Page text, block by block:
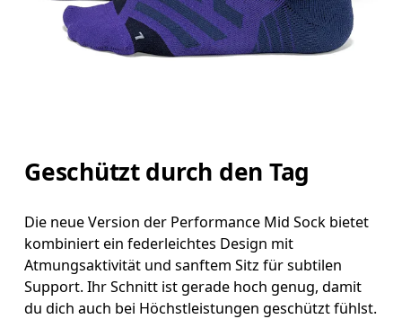
Geschützt durch den Tag
Die neue Version der Performance Mid Sock bietet
kombiniert ein federleichtes Design mit
Atmungsaktivität und sanftem Sitz für subtilen
Support. Ihr Schnitt ist gerade hoch genug, damit
du dich auch bei Höchstleistungen geschützt fühlst.